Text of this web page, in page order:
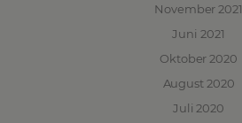
November 2021
Juni 2021
Oktober 2020
August 2020
Juli 2020